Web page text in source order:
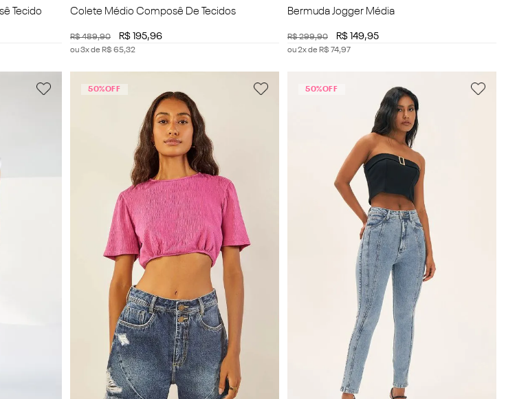
Tecido Colete Médio Composê De Tecidos
R$489,90 R$ 195,96
ou3x de R$ 65,32
Bermuda Jogger Média
R$299,90 R$ 149,95
ou2x de R$ 74,97
50%OFF 50%OFF